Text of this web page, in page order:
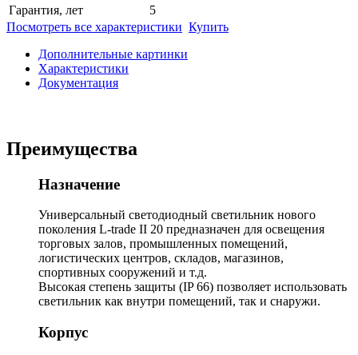
Гарантия, лет
5
Посмотреть все характеристики Купить
Дополнительные картинки
Характеристики
Документация
Преимущества
Назначение
Универсальный светодиодный светильник нового
поколения L-trade II 20 предназначен для освещения
торговых залов, промышленных помещений,
логистических центров, складов, магазинов,
спортивных сооружений и т.д.
Высокая степень защиты (IP 66) позволяет использовать
светильник как внутри помещений, так и снаружи.
Корпус